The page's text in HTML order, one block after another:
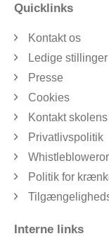
Quicklinks
Kontakt os
Ledige stillinger
Presse
Cookies
Kontakt
Privatlivspolitik
Politik for
Interne links